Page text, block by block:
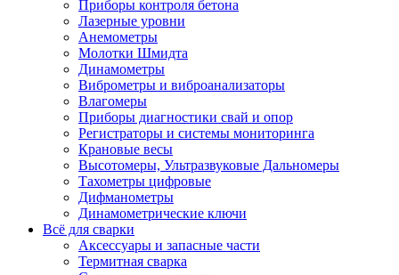
Приборы контроля бетона
Лазерные уровни
Анемометры
Молотки Шмидта
Динамометры
Виброметры и виброанализаторы
Влагомеры
Приборы диагностики свай и опор
Регистраторы и системы мониторинга
Крановые весы
Высотомеры, Ультразвуковые Дальномеры
Тахометры цифровые
Дифманометры
Динамометрические ключи
Всё для сварки
Аксессуары и запасные части
Термитная сварка